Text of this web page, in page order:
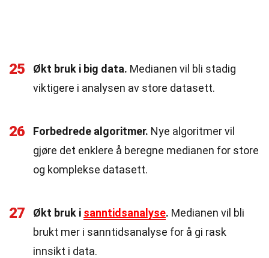
25 Økt bruk i big data. Medianen vil bli stadig
viktigere i analysen av store datasett.
26 Forbedrede algoritmer. Nye algoritmer vil
gjøre det enklere å beregne medianen for store
og komplekse datasett.
27 Økt bruk i sanntidsanalyse. Medianen vil bli
brukt mer i sanntidsanalyse for å gi rask
innsikt i data.